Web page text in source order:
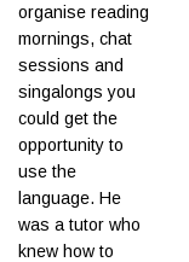
organise reading
mornings, chat
sessions and
singalongs you
could get the
opportunity to
use the
language. He
was a tutor who
knew how to